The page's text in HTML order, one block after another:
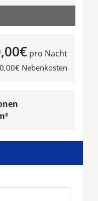
pro Nacht
Nebenkosten